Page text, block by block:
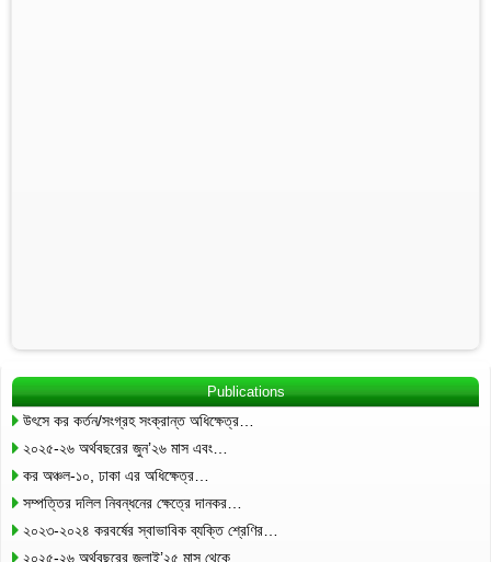
Publications
উৎসে কর কর্তন/সংগ্রহ সংক্রান্ত অধিক্ষেত্র…
২০২৫-২৬ অর্থবছরের জুন’২৬ মাস এবং…
কর অঞ্চল-১০, ঢাকা এর অধিক্ষেত্র…
সম্পত্তির দলিল নিবন্ধনের ক্ষেত্রে দানকর…
২০২৩-২০২৪ করবর্ষের স্বাভাবিক ব্যক্তি শ্রেণির…
২০২৫-২৬ অর্থবছরের জুলাই’২৫ মাস থেকে…